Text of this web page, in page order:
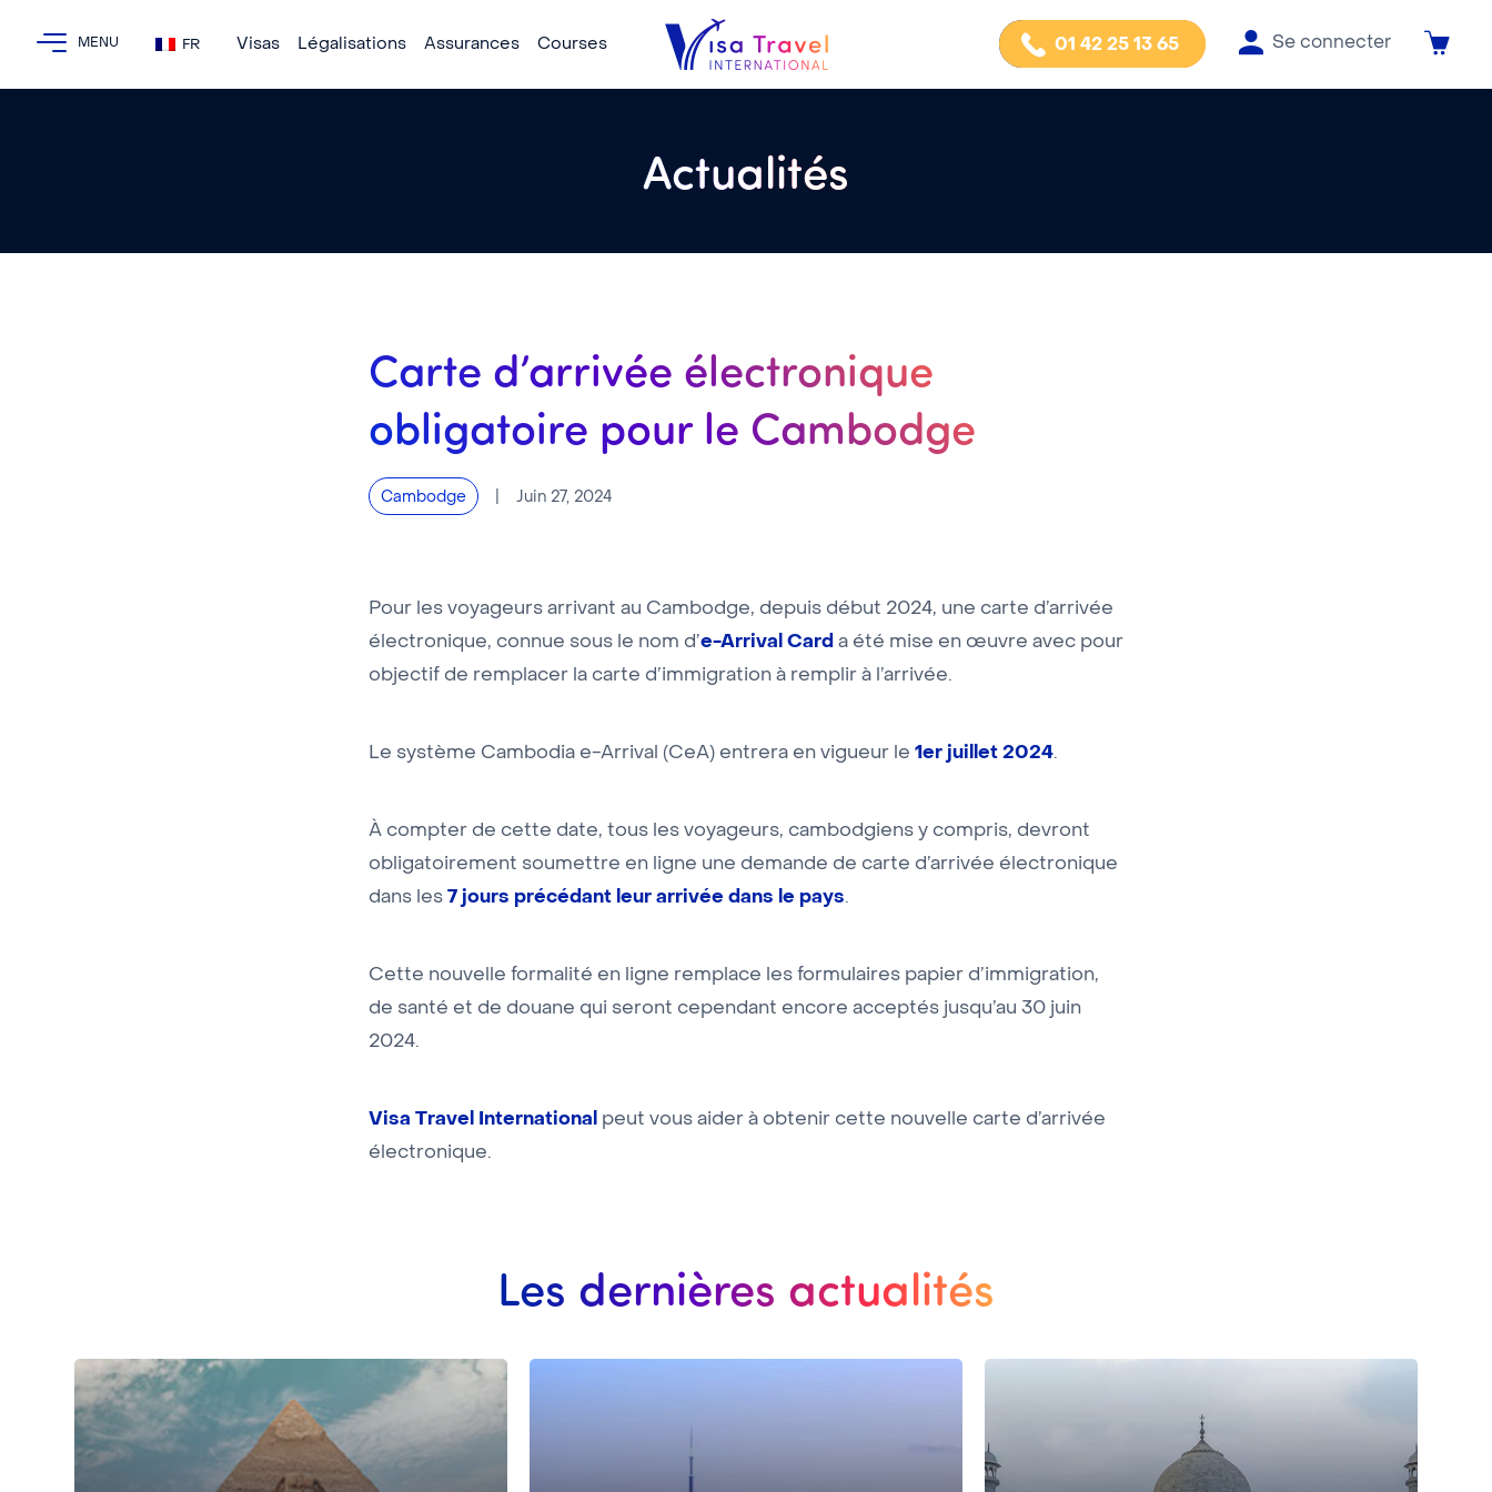
FR Visas Légalisations Assurances Courses 01 42 25 13 65 Se connecter
Actualités
Carte d’arrivée électronique
obligatoire pour le Cambodge
Juin 27, 2024
Cambodge
Pour les voyageurs arrivant au Cambodge, depuis début 2024, une carte d’arrivée
électronique, connue sous le nom d’e-Arrival Card a été mise en œuvre avec pour
objectif de remplacer la carte d’immigration à remplir à l’arrivée.
Le système Cambodia e-Arrival (CeA) entrera en vigueur le 1er juillet 2024.
À compter de cette date, tous les voyageurs, cambodgiens y compris, devront
obligatoirement soumettre en ligne une demande de carte d’arrivée électronique
dans les 7 jours précédant leur arrivée dans le pays.
Cette nouvelle formalité en ligne remplace les formulaires papier d’immigration,
de santé et de douane qui seront cependant encore acceptés jusqu’au 30 juin
2024.
Visa Travel International
peut vous aider à obtenir cette nouvelle carte d’arrivée
électronique.
Les dernières actualités